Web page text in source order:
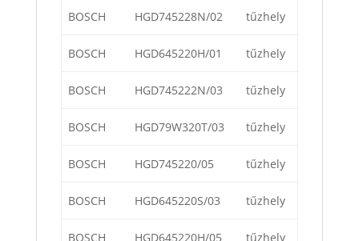
BOSCH HGD745228N/02 tűzhely
BOSCH HGD645220H/01 tűzhely
BOSCH HGD745222N/03 tűzhely
BOSCH HGD79W320T/03 tűzhely
BOSCH HGD745220/05 tűzhely
BOSCH HGD645220S/03 tűzhely
BOSCH HGD645220H/05 tűzhely